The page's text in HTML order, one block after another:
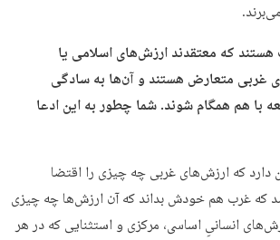
که معتقدند ارزش‌های اسلامی یا
غربی متعارض هستند و آن‌ها به سادگی
با هم همگام شوند. شما چطور به این ادعا
دارد که ارزش‌های غربی چه چیزی را اقتضا
که غرب هم خودش بداند که آن ارزش‌ها چه چیزی
انسانیِ اساسی، مرکزی و استثنایی که در هر